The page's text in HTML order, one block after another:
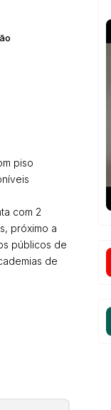
piso
com 2
próximo a
públicos de
de
iptu, tcrs,
momento